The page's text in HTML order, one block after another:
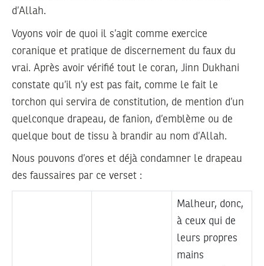
d’Allah.
Voyons voir de quoi il s’agit comme exercice
coranique et pratique de discernement du faux du
vrai. Après avoir vérifié tout le coran, Jinn Dukhani
constate qu’il n’y est pas fait, comme le fait le
torchon qui servira de constitution, de mention d’un
quelconque drapeau, de fanion, d’emblème ou de
quelque bout de tissu à brandir au nom d’Allah.
Nous pouvons d’ores et déjà condamner le drapeau
des faussaires par ce verset :
Malheur, donc,
à ceux qui de
leurs propres
mains